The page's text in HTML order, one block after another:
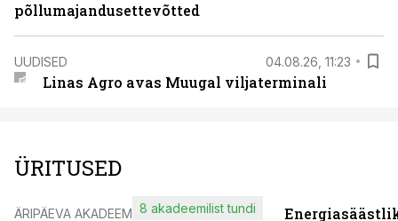
põllumajandusettevõtted
UUDISED 04.08.26, 11:23
Linas Agro avas Muugal viljaterminali
ÜRITUSED
ÄRIPÄEVA AKADEEMIA8 akadeemilist tundi